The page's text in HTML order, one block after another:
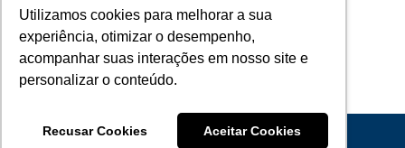
Utilizamos cookies para melhorar a sua
experiência, otimizar o desempenho,
acompanhar suas interações em nosso site e
personalizar o conteúdo.
Recusar Cookies Aceitar Cookies
A gente vive junto.
© 2022 Grupo RBS - A Gente Vive Junto.